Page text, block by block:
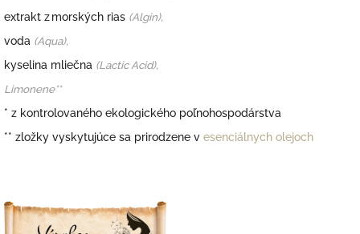
extrakt z morských rias (Algin),
voda (Aqua),
kyselina mliečna (Lactic Acid),
Limonene**
* z kontrolovaného ekologického poľnohospodárstva
** zložky vyskytujúce sa prirodzene v esenciálnych olejoch